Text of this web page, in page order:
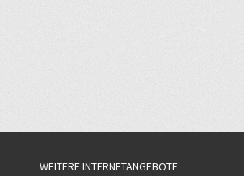
WEITERE INTERNETANGEBOTE